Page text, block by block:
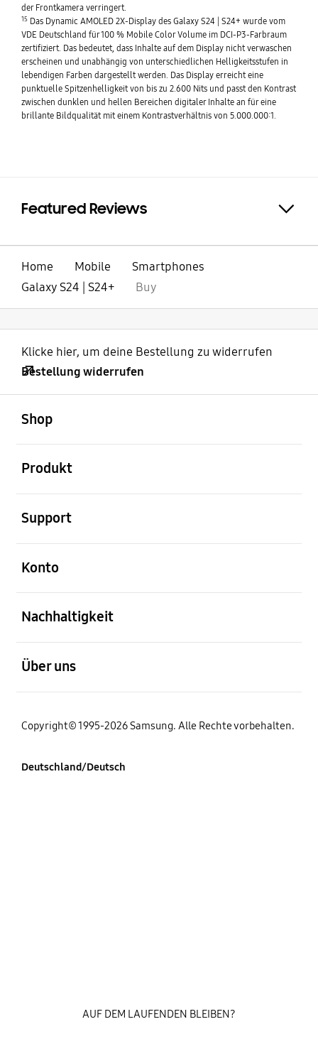
der Frontkamera verringert.
15Das Dynamic AMOLED 2X-Display des Galaxy S24 | S24+ wurde vom
VDE Deutschland für 100 % Mobile Color Volume im DCI-P3-Farbraum
zertifiziert. Das bedeutet, dass Inhalte auf dem Display nicht verwaschen
erscheinen und unabhängig von unterschiedlichen Helligkeitsstufen in
lebendigen Farben dargestellt werden. Das Display erreicht eine
punktuelle Spitzenhelligkeit von bis zu 2.600 Nits und passt den Kontrast
zwischen dunklen und hellen Bereichen digitaler Inhalte an für eine
brillante Bildqualität mit einem Kontrastverhältnis von 5.000.000:1.
Featured Reviews
Home Mobile
Smartphones
Galaxy S24 | S24+
Buy
Klicke hier, um deine Bestellung zu widerrufen
Bestellung widerrufen
Shop
Produkt
Support
Konto
Nachhaltigkeit
Über uns
Copyright© 1995-2026 Samsung. Alle Rechte vorbehalten.
Deutschland/Deutsch
AUF DEM LAUFENDEN BLEIBEN?